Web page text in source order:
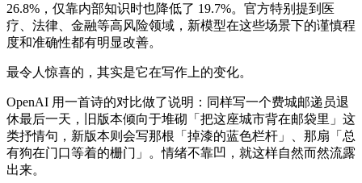
26.8%，仅靠内部知识时也降低了 19.7%。官方特别提到医
疗、法律、金融等高风险领域，新模型在这些场景下的谨慎程
度和准确性都有明显改善。
最令人惊喜的，其实是它在写作上的变化。
OpenAI 用一首诗的对比做了说明：同样写一个费城邮递员退
休最后一天，旧版本倾向于堆砌「把这座城市背在邮袋里」这
类抒情句，新版本则会写那根「掉漆的蓝色栏杆」、那扇「总
有狗在门口等着的栅门」。情绪不靠凹，就这样自然而然流露
出来。